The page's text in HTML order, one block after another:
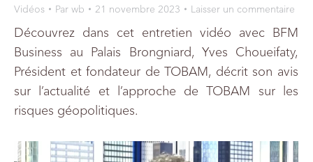
Vidéos Par wb 21 novembre 2023 Laisser un commentaire
Découvrez dans cet entretien vidéo avec BFM
Business au Palais Brongniard, Yves Choueifaty,
Président et fondateur de TOBAM, décrit son avis
sur l’actualité et l’approche de TOBAM sur les
risques géopolitiques.